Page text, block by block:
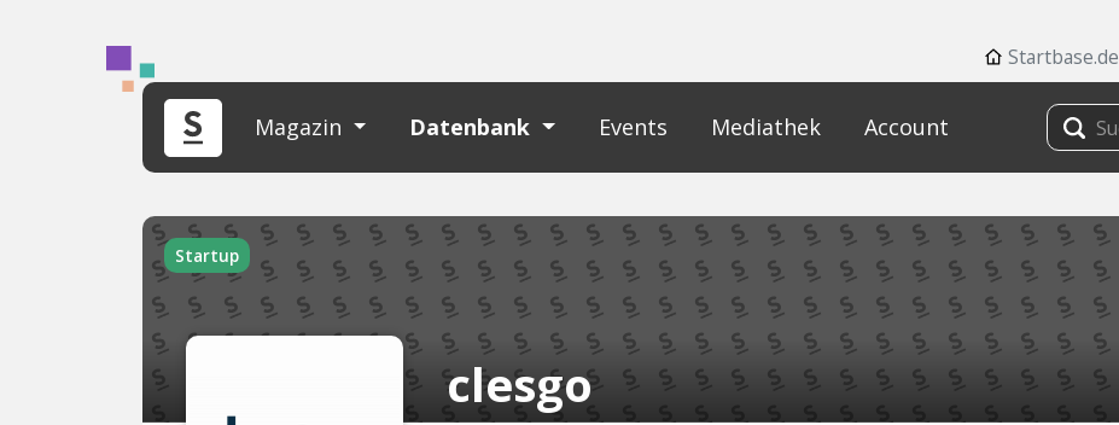
Startbase.de
Magazin Datenbank Events Mediathek Account
Startup
clesgo